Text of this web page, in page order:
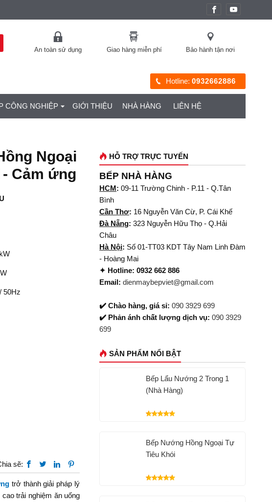
An toàn sử dụng Giao hàng miễn phí Bảo hành tận nơi
Hotline:0932662886
CÔNG NGHIỆP GIỚI THIỆU NHÀ HÀNG LIÊN HỆ
Ngoại
Cảm ứng
50Hz
sẽ:
trở thành giải pháp lý
trải nghiệm ăn uống
HỖ TRỢ TRỰC TUYẾN
BẾP NHÀ HÀNG
HCM: 09-11 Trường Chinh - P.11 - Q.Tân
Bình
Cần Thơ: 16 Nguyễn Văn Cừ, P. Cái Khế
Đà Nẵng: 323 Nguyễn Hữu Thọ - Q.Hải
Châu
Hà Nội: Số 01-TT03 KDT Tây Nam Linh Đàm
- Hoàng Mai
✦ Hotline: 0932 662 886
Email: dienmaybepviet@gmail.com
✔️ Chào hàng, giá sỉ:090 3929 699
✔️ Phản ánh chất lượng dịch vụ:090 3929
699
SẢN PHẨM NỔI BẬT
Bếp Lẩu Nướng 2 Trong 1
(Nhà Hàng)
Bếp Nướng Hồng Ngoại Tự
Tiêu Khói